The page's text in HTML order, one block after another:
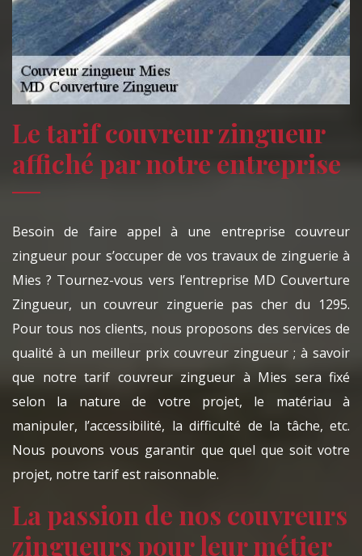
Le tarif couvreur zingueur
affiché par notre entreprise
Besoin de faire appel à une entreprise couvreur
zingueur pour s’occuper de vos travaux de zinguerie à
Mies ? Tournez-vous vers l’entreprise MD Couverture
Zingueur, un couvreur zinguerie pas cher du 1295.
Pour tous nos clients, nous proposons des services de
qualité à un meilleur prix couvreur zingueur ; à savoir
que notre tarif couvreur zingueur à Mies sera fixé
selon la nature de votre projet, le matériau à
manipuler, l’accessibilité, la difficulté de la tâche, etc.
Nous pouvons vous garantir que quel que soit votre
projet, notre tarif est raisonnable.
La passion de nos couvreurs
zingueurs pour leur métier